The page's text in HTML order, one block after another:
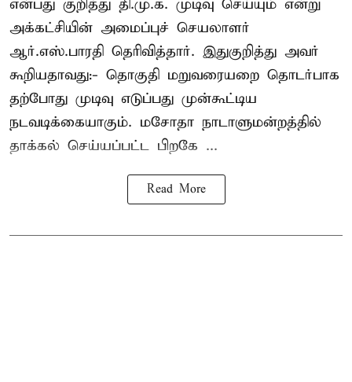
என்பது குறித்து தி.மு.க. முடிவு செய்யும் என்று
அக்கட்சியின் அமைப்புச் செயலாளர்
ஆர்.எஸ்.பாரதி தெரிவித்தார். இதுகுறித்து அவர்
கூறியதாவது:- தொகுதி மறுவரையறை தொடர்பாக
தற்போது முடிவு எடுப்பது முன்கூட்டிய
நடவடிக்கையாகும். மசோதா நாடாளுமன்றத்தில்
தாக்கல் செய்யப்பட்ட பிறகே ...
Read More